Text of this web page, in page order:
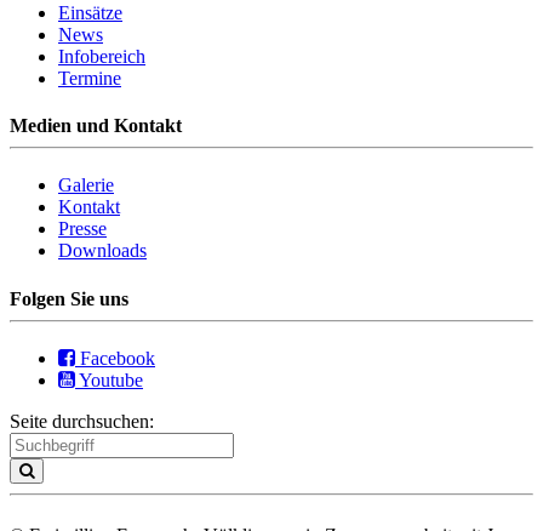
Einsätze
News
Infobereich
Termine
Medien und Kontakt
Galerie
Kontakt
Presse
Downloads
Folgen Sie uns
Facebook
Youtube
Seite durchsuchen: